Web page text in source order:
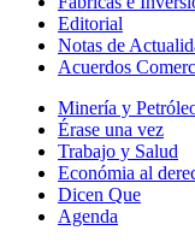
Editorial
Notas de
Acuerdos
Minería y
Érase una vez
Trabajo y Salud
Económia al
Dicen Que
Agenda